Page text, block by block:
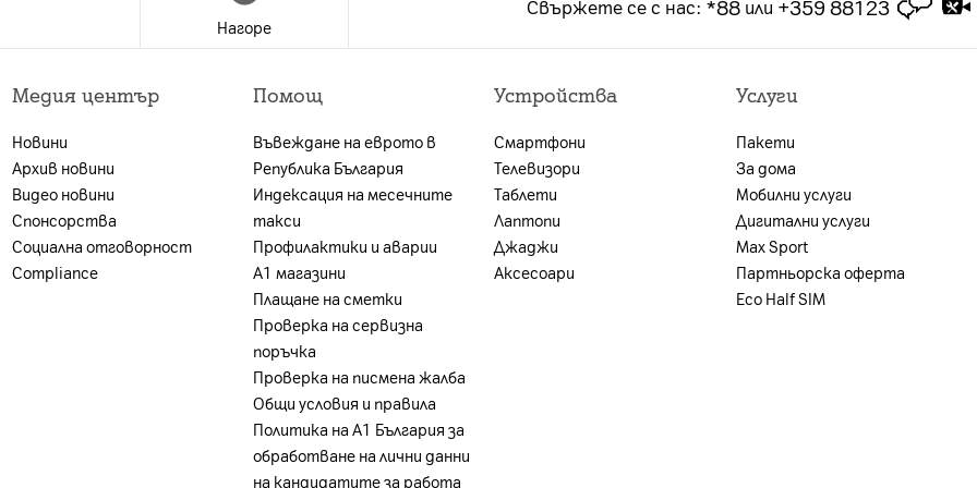
x 78.31 x 8.19 (Black, Glacier Blue)"
20/26/ 28/32/66/71 LTE TDD: 38/40/41/42/48"
валидна за лица, които към датата на покупката в брой или на сключването на договора за продажба
Ако клиентът не отговаря на едно от посочените условия, възможността за предоставяне на
се заплаща цената на устройството без тарифен план и стойността на предплатения пакет.
А1 България или партньорската мрежа.
Нагоре
Свържете се с нас: *88 или +359 88123
Медия център
Новини
Архив новини
Видео новини
Спонсорства
Социална отговорност
Compliance
Помощ
Въвеждане на еврото в
Република България
Индексация на месечните
такси
Профилактики и аварии
А1 магазини
Плащане на сметки
Проверка на сервизна
поръчка
Проверка на писмена жалба
Общи условия и правила
Политика на A1 България за
обработване на лични данни
на кандидатите за работа
Устройства
Смартфони
Телевизори
Таблети
Лаптопи
Джаджи
Аксесоари
Услуги
Пакети
За дома
Мобилни услуги
Дигитални услуги
Max Sport
Партньорска оферта
Eco Half SIM